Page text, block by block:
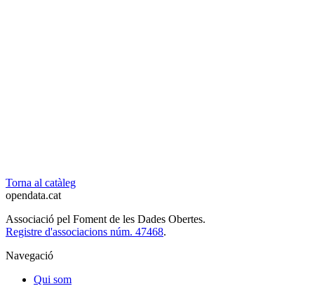
Torna al catàleg
opendata.cat
Associació pel Foment de les Dades Obertes.
Registre d'associacions núm. 47468.
Navegació
Qui som